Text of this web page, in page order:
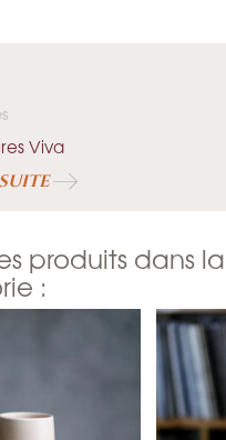
Viva
produits dans
: